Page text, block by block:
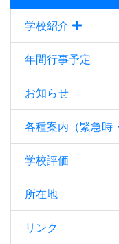
学校紹介
年間行事予定
お知らせ
各種案内（緊急時
学校評価
所在地
リンク